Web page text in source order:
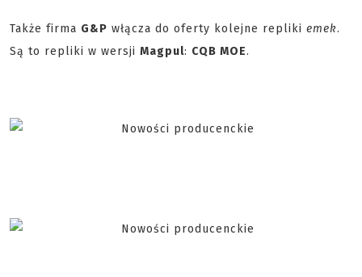
Także firma G&P włącza do oferty kolejne repliki emek.
Są to repliki w wersji Magpul: CQB MOE.